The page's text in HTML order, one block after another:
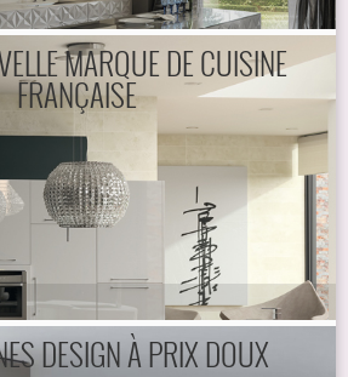
MARQUE DE CUISINE
FRANÇAISE
DESIGN À PRIX DOUX